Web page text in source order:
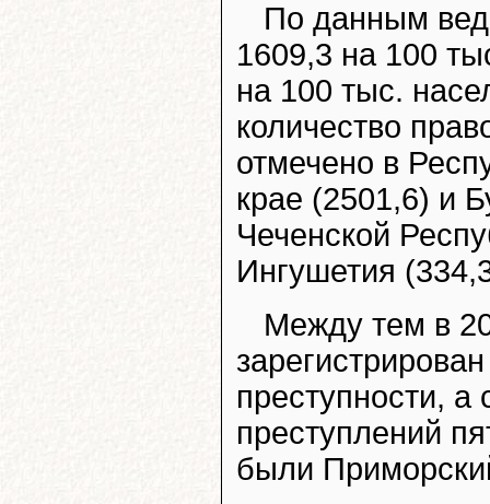
По данным
1609,3 на 100
на 100 тыс.
количество
отмечено в
крае (2501,6) и
Чеченской
Ингушетия
Между тем в
преступности, а
преступлений
были